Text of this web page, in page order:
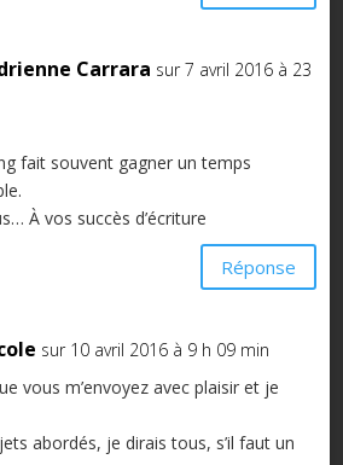
Carrara sur 7 avril 2016 à 23
fait souvent gagner un temps
À vos succès d’écriture
Réponse
sur 10 avril 2016 à 9 h 09 min
vous m’envoyez avec plaisir et je
abordés, je dirais tous, s’il faut un